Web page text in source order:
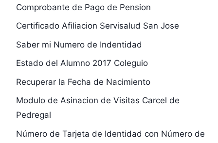
Comprobante de Pago de Pension
Certificado Afiliacion Servisalud San Jose
Saber mi Numero de Indentidad
Estado del Alumno 2017 Coleguio
Recuperar la Fecha de Nacimiento
Modulo de Asinacion de Visitas Carcel de
Pedregal
Número de Tarjeta de Identidad con Número de